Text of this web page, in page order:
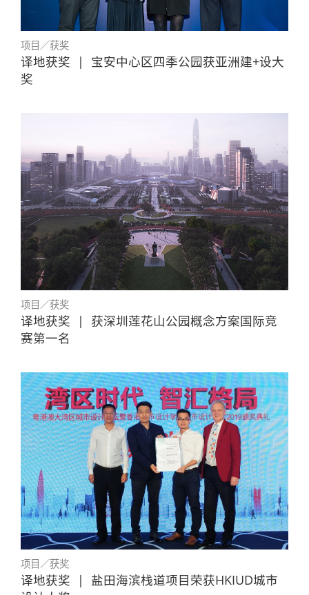
项目／获奖
译地获奖 |
宝安中心区四季公园获亚洲建+设大
奖
项目／获奖
译地获奖 |
获深圳莲花山公园概念方案国际竞
赛第一名
项目／获奖
译地获奖 |
盐田海滨栈道项目荣获HKIUD城市